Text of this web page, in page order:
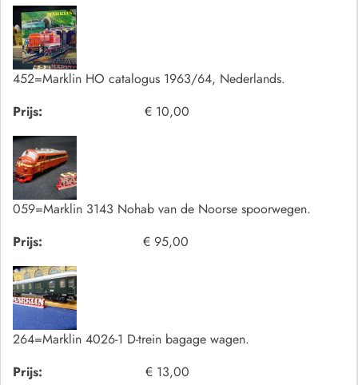
452=Marklin HO catalogus 1963/64, Nederlands.
Prijs:
€ 10,00
059=Marklin 3143 Nohab van de Noorse spoorwegen.
Prijs:
€ 95,00
264=Marklin 4026-1 D-trein bagage wagen.
Prijs:
€ 13,00